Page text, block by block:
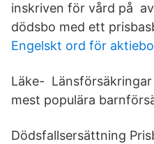
inskriven för vård på
dödsbo med ett
Engelskt ord för
Läke-
mest populära
Dödsfallsersättning